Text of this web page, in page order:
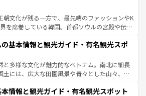
一覧
ティビティも充実しており、サーフィンやダイ
イキングなど、アウトドア好きにはたまらな
トラリアの多彩な魅力を存分に味わいつくそ
しい。
つな山岳地帯である台湾東部など、都市の喧騒
けさが共存しており、訪れる人に新しい発見と
らしてくれる。また、奥深い台湾の食文化も魅
と評判のスイーツなど、バラエティ豊かな料理
い。
朝文化が残る一方で、最先端のファッションやK
を席巻している韓国。首都ソウルの宮殿や伝統
足を延ばせば四季折々の自然美を楽しむことが
して、キムチや焼肉、絶品のストリートフード
ざまな韓国料理が待っている。夜には、韓国な
イトライフも堪能できる。あたたかいホスピタ
わってみてほしい。 なお、新着の韓国情報はコンテンツ一
基本情報と観光ガイド・有名観光スポ
と多様な文化が魅力的なベトナム。南北に細長
土には、広大な田園風景や青々とした山々、世
と共に伝統が息づく。ハノイの古い町並みやホ
情報と観光ガイド・有名観光スポット